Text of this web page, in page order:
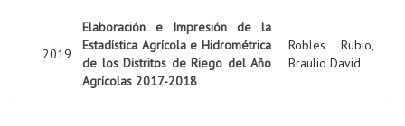
2019
Elaboración e Impresión de la
Estadística Agrícola e Hidrométrica
de los Distritos de Riego del Año
Agrícolas 2017-2018
Robles Rubio,
Braulio David